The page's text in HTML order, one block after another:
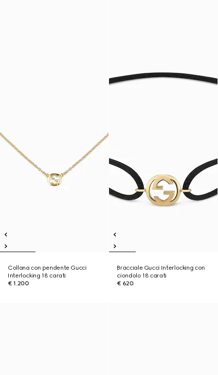
Collana con pendente Gucci
Interlocking 18 carati
€ 1.200
Bracciale Gucci Interlocking con
ciondolo 18 carati
€ 620